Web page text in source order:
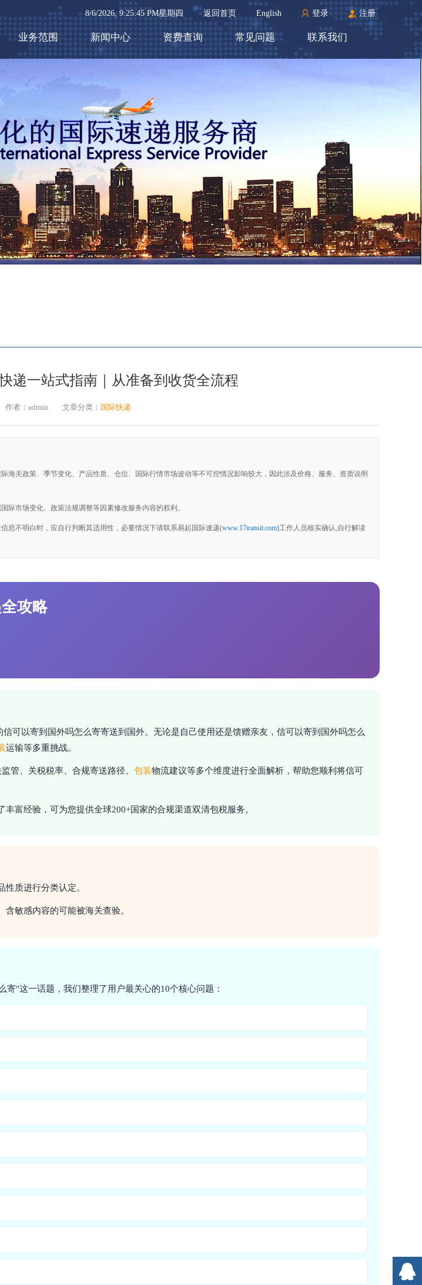
8/6/2026, 9:25:46 PM星期四 返回首页 English 登录 注册
业务范围 新闻中心 资费查询 常见问题 联系我们
递一站式指南｜从准备到收货全流程
作者：admin 文章分类： 国际快递
关政策、季节变化、产品性质、仓位、国际行情市场波动等不可控情况影响较大，因此涉及价格、服务、资质说明
际市场变化、政策法规调整等因素修改服务内容的权利。
息不明白时，应自行判断其适用性，必要情况下请联系易起国际速递(www.17transit.com)工作人员核实确认,自行解读
攻略
可以寄到国外吗怎么寄寄送到国外。无论是自己使用还是馈赠亲友，信可以寄到国外吗怎么
运输等多重挑战。
管、关税税率、合规寄送路径、 包装物流建议等多个维度进行全面解析，帮助您顺利将信可
富经验，可为您提供全球200+国家的合规渠道双清包税服务。
质进行分类认定。
敏感内容的可能被海关查验。
"这一话题，我们整理了用户最关心的10个核心问题：